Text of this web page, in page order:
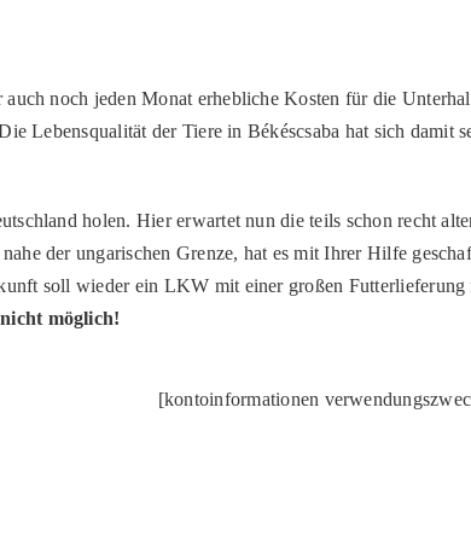
noch jeden Monat erhebliche Kosten für die
Lebensqualität der Tiere in Békéscsaba hat sich damit
holen. Hier erwartet nun die teils schon recht
der ungarischen Grenze, hat es mit Ihrer Hilfe
soll wieder ein LKW mit einer großen Futterlieferung
möglich!
[kontoinformationen